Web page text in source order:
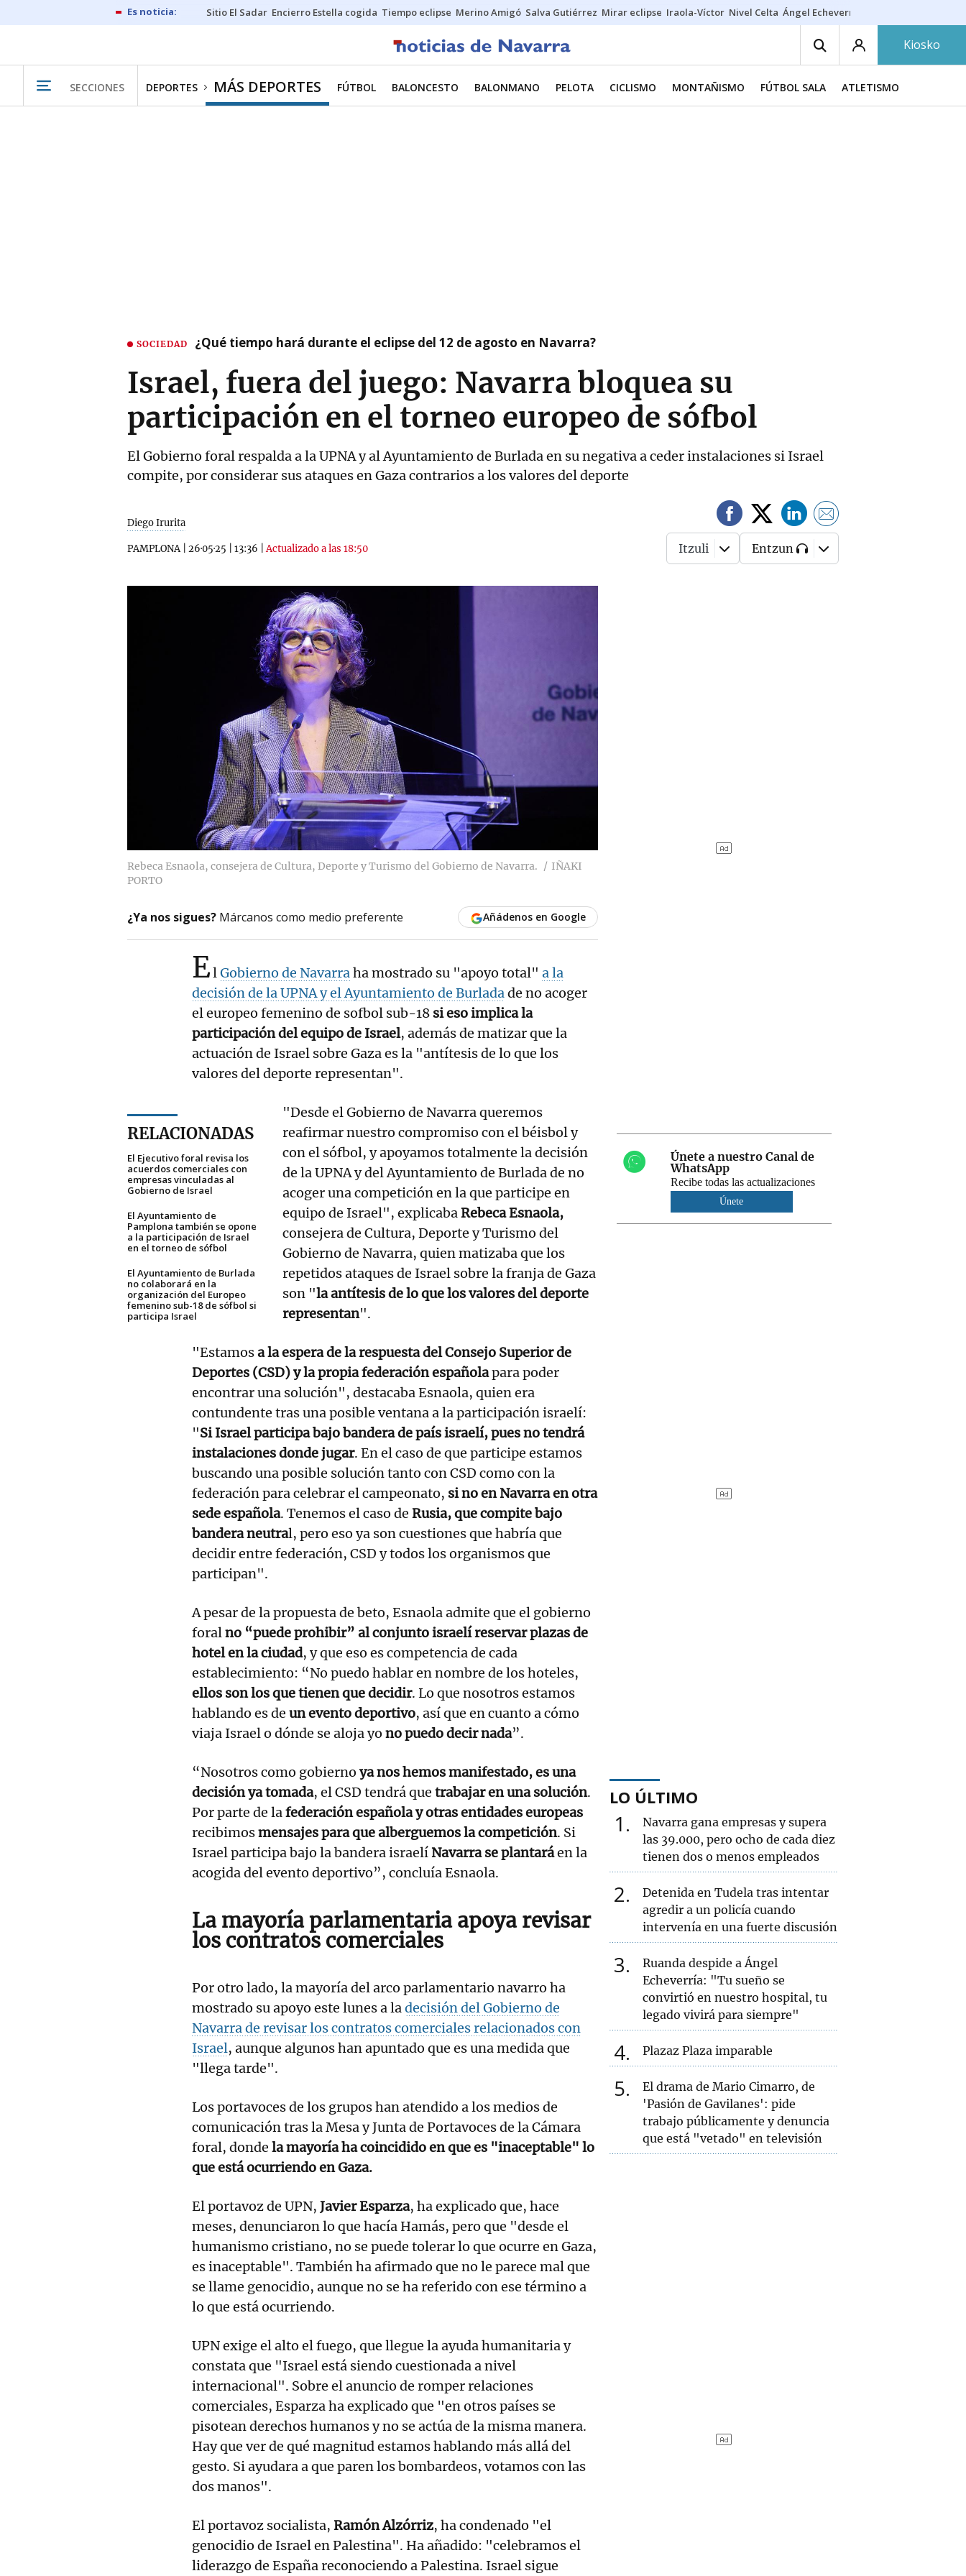
Sitio El Sadar Encierro Estella cogida Tiempo eclipse Merino Amigó Salva Gutiérrez Mirar eclipse Iraola-Víctor Nivel Celta Ángel Echeverría
Kiosko
SECCIONES DEPORTES MÁS DEPORTES FÚTBOL BALONCESTO BALONMANO PELOTA CICLISMO MONTAÑISMO FÚTBOL SALA ATLETISMO
SOCIEDAD ¿Qué tiempo hará durante el eclipse del 12 de agosto en Navarra?
Israel, fuera del juego: Navarra bloquea su
participación en el torneo europeo de sófbol
El Gobierno foral respalda a la UPNA y al Ayuntamiento de Burlada en su negativa a ceder instalaciones si Israel
compite, por considerar sus ataques en Gaza contrarios a los valores del deporte
Diego Irurita
PAMPLONA| 26·05·25 13:36 |Actualizado a las 18:50 Itzuli Entzun
Rebeca Esnaola, consejera de Cultura, Deporte y Turismo del Gobierno de Navarra.
IÑAKI
PORTO
¿Ya nos sigues? Márcanos como medio preferente Añádenos en Google
ElGobierno de Navarraha mostrado su "apoyo total" a la
decisión de la UPNA y el Ayuntamiento de Burladade no acoger
el europeo femenino de sofbol sub-18 si eso implica la
participación del equipo de Israel, además de matizar que la
actuación de Israel sobre Gaza es la "antítesis de lo que los
valores del deporte representan".
RELACIONADAS
El Ejecutivo foral revisa los
acuerdos comerciales con
empresas vinculadas al
Gobierno de Israel
El Ayuntamiento de
Pamplona también se opone
a la participación de Israel
en el torneo de sófbol
El Ayuntamiento de Burlada
no colaborará en la
organización del Europeo
femenino sub-18 de sófbol si
participa Israel
"Desde el Gobierno de Navarra queremos
reafirmar nuestro compromiso con el béisbol y
con el sófbol, y apoyamos totalmente la decisión
de la UPNA y del Ayuntamiento de Burlada de no
acoger una competición en la que participe en
equipo de Israel", explicabaRebeca Esnaola,
consejera de Cultura, Deporte y Turismo del
Gobierno de Navarra, quien matizaba que los
repetidos ataques de Israel sobre la franja de Gaza
son "la antítesis de lo que los valores del deporte
representan".
"Estamosa la espera de la respuesta del Consejo Superior de
Deportes (CSD) y la propia federación españolapara poder
encontrar una solución", destacaba Esnaola, quien era
contundente tras una posible ventana a la participación israelí:
"Si Israel participa bajo bandera de país israelí, pues no tendrá
instalaciones donde jugar. En el caso de que participe estamos
buscando una posible solución tanto con CSD como con la
federación para celebrar el campeonato, si no en Navarra en otra
sede española. Tenemos el caso de Rusia, que compite bajo
bandera neutral, pero eso ya son cuestiones que habría que
decidir entre federación, CSD y todos los organismos que
participan".
A pesar de la propuesta de beto, Esnaola admite que el gobierno
foralno “puede prohibir” al conjunto israelí reservar plazas de
hotel en la ciudad, y que eso es competencia de cada
establecimiento: “No puedo hablar en nombre de los hoteles,
ellos son los que tienen que decidir. Lo que nosotros estamos
hablando es de un evento deportivo, así que en cuanto a cómo
viaja Israel o dónde se aloja yo no puedo decir nada”.
“Nosotros como gobierno ya nos hemos manifestado, es una
decisión ya tomada, el CSD tendrá que trabajar en una solución.
Por parte de lafederación española y otras entidades europeas
recibimosmensajes para que alberguemos la competición. Si
Israel participa bajo la bandera israelí Navarra se plantaráen la
acogida del evento deportivo”, concluía Esnaola.
La mayoría parlamentaria apoya revisar
los contratos comerciales
Por otro lado, la mayoría del arco parlamentario navarro ha
mostrado su apoyo este lunes a ladecisión del Gobierno de
Navarra de revisar los contratos comerciales relacionados con
Israel, aunque algunos han apuntado que es una medida que
"llega tarde".
Los portavoces de los grupos han atendido a los medios de
comunicación tras la Mesa y Junta de Portavoces de la Cámara
foral, donde la mayoría ha coincidido en que es "inaceptable" lo
que está ocurriendo en Gaza.
El portavoz de UPN, Javier Esparza, ha explicado que, hace
meses, denunciaron lo que hacía Hamás, pero que "desde el
humanismo cristiano, no se puede tolerar lo que ocurre en Gaza,
es inaceptable". También ha afirmado que no le parece mal que
se llame genocidio, aunque no se ha referido con ese término a
lo que está ocurriendo.
UPN exige el alto el fuego, que llegue la ayuda humanitaria y
constata que "Israel está siendo cuestionada a nivel
internacional". Sobre el anuncio de romper relaciones
comerciales, Esparza ha explicado que "en otros países se
pisotean derechos humanos y no se actúa de la misma manera.
Hay que ver de qué magnitud estamos hablando más allá del
gesto. Si ayudara a que paren los bombardeos, votamos con las
dos manos".
El portavoz socialista, Ramón Alzórriz, ha condenado "el
genocidio de Israel en Palestina". Ha añadido: "celebramos el
liderazgo de España reconociendo a Palestina. Israel sigue
Únete a nuestro Canal de
WhatsApp
Recibe todas las actualizaciones
Únete
LO ÚLTIMO
1
Navarra gana empresas y supera
las 39.000, pero ocho de cada diez
tienen dos o menos empleados
2
Detenida en Tudela tras intentar
agredir a un policía cuando
intervenía en una fuerte discusión
3
Ruanda despide a Ángel
Echeverría: "Tu sueño se
convirtió en nuestro hospital, tu
legado vivirá para siempre"
4 Plazaz Plaza imparable
5
El drama de Mario Cimarro, de
'Pasión de Gavilanes': pide
trabajo públicamente y denuncia
que está "vetado" en televisión